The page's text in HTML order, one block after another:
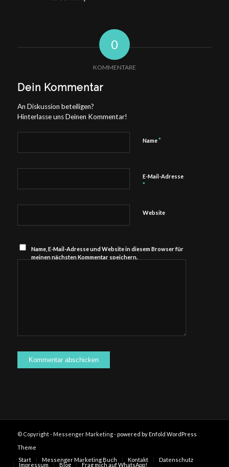
0
KOMMENTARE
Dein Kommentar
An Diskussion beteiligen?
Hinterlasse uns Deinen Kommentar!
Name*
E-Mail-Adresse
*
Website
Name, E-Mail-Adresse und Website in diesem Browser für
meinen nächsten Kommentar speichern.
© Copyright - Messenger Marketing -powered by Enfold WordPress
Theme
Start
Messenger Marketing Buch Kontakt Datenschutz
Impressum Blog Frag mich auf WhatsApp!